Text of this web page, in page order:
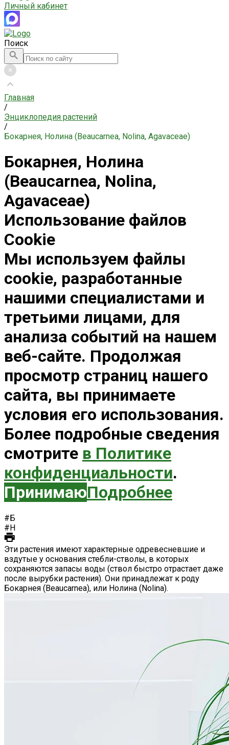
Личный кабинет
Поиск
Главная
/
Энциклопедия растений
/
Бокарнея, Нолина (Beaucarnea, Nolina, Agavaceae)
Бокарнея, Нолина
(Beaucarnea, Nolina,
Agavaceae)
Использование файлов
Cookie
Мы используем файлы
cookie, разработанные
нашими специалистами и
третьими лицами, для
анализа событий на нашем
веб-сайте. Продолжая
просмотр страниц нашего
сайта, вы принимаете
условия его использования.
Более подробные сведения
смотрите в Политике
конфиденциальности.
ПринимаюПодробнее
#Б
#Н
Эти растения имеют характерные одревесневшие и
вздутые у основания стебли-стволы, в которых
сохраняются запасы воды (ствол быстро отрастает даже
после вырубки растения). Они принадлежат к роду
Бокарнея (Beaucarnea), или Нолина (Nolina).